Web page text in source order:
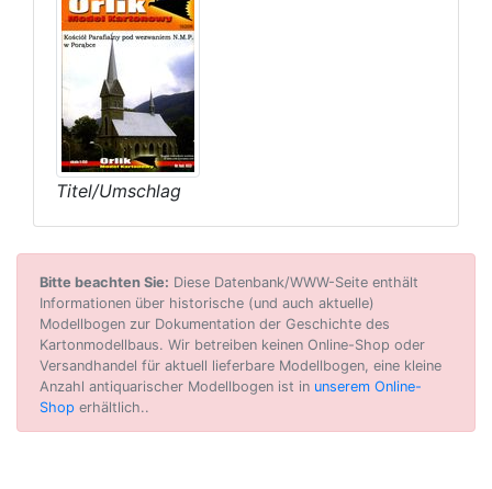
Titel/Umschlag
Bitte beachten Sie: Diese Datenbank/WWW-Seite enthält
Informationen über historische (und auch aktuelle)
Modellbogen zur Dokumentation der Geschichte des
Kartonmodellbaus. Wir betreiben keinen Online-Shop oder
Versandhandel für aktuell lieferbare Modellbogen, eine kleine
Anzahl antiquarischer Modellbogen ist in unserem Online-
Shop erhältlich..